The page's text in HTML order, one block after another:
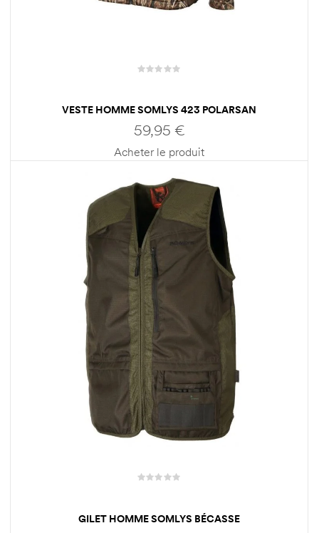
VESTE HOMME SOMLYS 423 POLARSAN
59,95 €
Acheter le produit
GILET HOMME SOMLYS BÉCASSE